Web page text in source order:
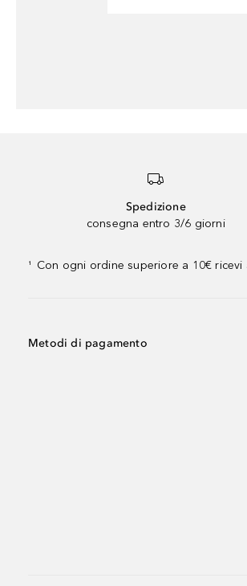
Spedizione
consegna entro 3/6 giorni
¹ Con ogni ordine superiore a 10€
Metodi di pagamento